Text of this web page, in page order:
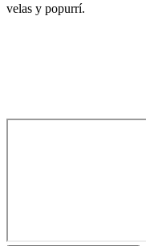
velas y popurrí.